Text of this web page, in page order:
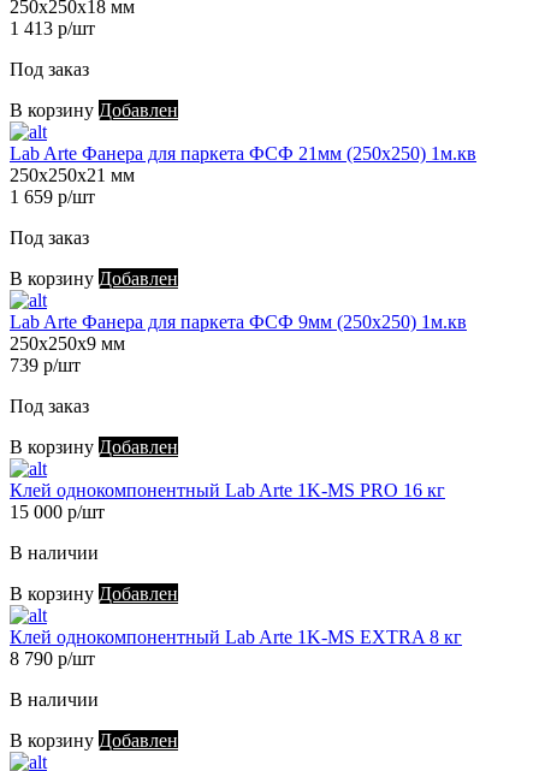
250х250х18 мм
1 413 р/шт
Под заказ
В корзину Добавлен
Lab Arte Фанера для паркета ФСФ 21мм (250х250) 1м.кв
250х250х21 мм
1 659 р/шт
Под заказ
В корзину Добавлен
Lab Arte Фанера для паркета ФСФ 9мм (250х250) 1м.кв
250х250х9 мм
739 р/шт
Под заказ
В корзину Добавлен
Клей однокомпонентный Lab Arte 1K-MS PRO 16 кг
15 000 р/шт
В наличии
В корзину Добавлен
Клей однокомпонентный Lab Arte 1K-MS EXTRA 8 кг
8 790 р/шт
В наличии
В корзину Добавлен